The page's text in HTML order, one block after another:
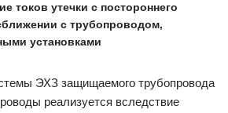
токов утечки с постороннего
с трубопроводом,
установками
ЭХЗ защищаемого трубопровода
реализуется вследствие